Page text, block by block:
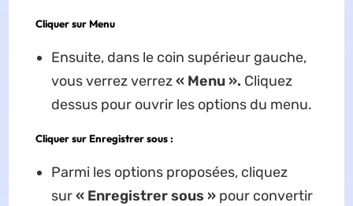
Cliquer sur Menu
Ensuite, dans le coin supérieur gauche,
vous verrez verrez« Menu ». Cliquez
dessus pour ouvrir les options du menu.
Cliquer sur Enregistrer sous :
Parmi les options proposées, cliquez
sur« Enregistrer sous »pour convertir